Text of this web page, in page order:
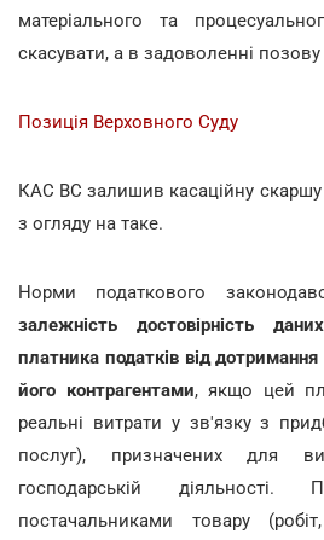
матеріального та
скасувати, а в задоволенні
Позиція Верховного Суду
КАС ВС залишив касаційну
з огляду на таке.
Норми податкового
залежність достовірність
платника податків від
його контрагентами, якщо цей
реальні витрати у зв'язку з
послуг), призначених для
господарській діяльності.
постачальниками товару